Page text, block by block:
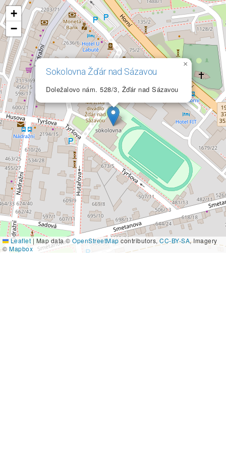
Sokolovna Žďár nad Sázavou
Doležalovo nám. 528/3, Žďár nad Sázavou
×
+
−
Leaflet | Map data © OpenStreetMap contributors, CC-BY-SA, Imagery
© Mapbox